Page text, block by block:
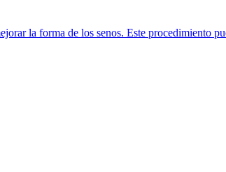
la forma de los senos. Este procedimiento